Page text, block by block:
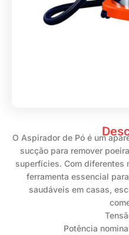
O Aspirador de Pó é um
sucção para remover
superfícies. Com diferentes
ferramenta essencial
saudáveis em casas,
Potência